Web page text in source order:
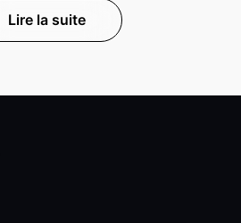
Lire la suite